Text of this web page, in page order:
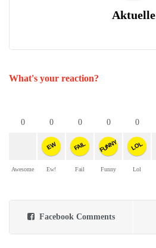
Aktuelle
What's your reaction?
0
Awesome
0
EW
Ew!
0
FAIL
Fail
0
FUNNY
Funny
0
LOL
Lol
Facebook Comments